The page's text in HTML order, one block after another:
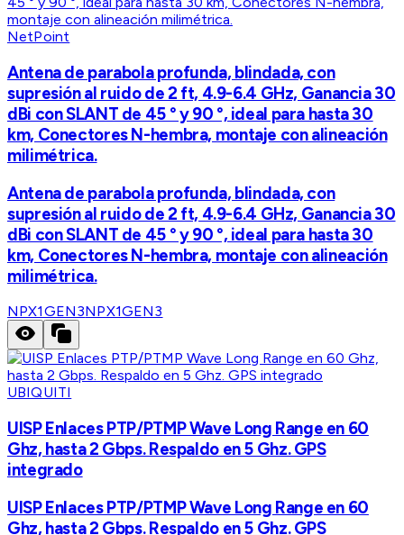
NetPoint
Antena de parabola profunda, blindada, con
supresión al ruido de 2 ft, 4.9-6.4 GHz, Ganancia 30
dBi con SLANT de 45 ° y 90 °, ideal para hasta 30
km, Conectores N-hembra, montaje con alineación
milimétrica.
Antena de parabola profunda, blindada, con
supresión al ruido de 2 ft, 4.9-6.4 GHz, Ganancia 30
dBi con SLANT de 45 ° y 90 °, ideal para hasta 30
km, Conectores N-hembra, montaje con alineación
milimétrica.
NPX1GEN3NPX1GEN3
UBIQUITI
UISP Enlaces PTP/PTMP Wave Long Range en 60
Ghz, hasta 2 Gbps. Respaldo en 5 Ghz. GPS
integrado
UISP Enlaces PTP/PTMP Wave Long Range en 60
Ghz, hasta 2 Gbps. Respaldo en 5 Ghz. GPS